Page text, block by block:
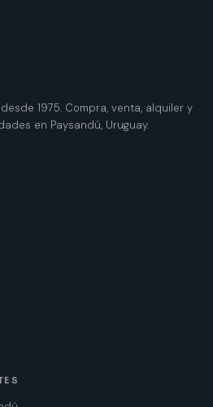
1975. Compra, venta, alquiler y
en Paysandú, Uruguay.